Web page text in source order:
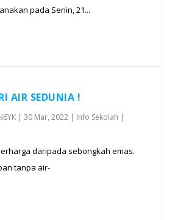
pada Senin, 21...
AIR SEDUNIA !
|30 Mar, 2022 | Info Sekolah |
daripada sebongkah emas.
tanpa air-